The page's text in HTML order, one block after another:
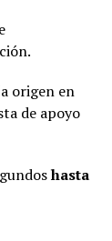
origen en
de apoyo
hasta